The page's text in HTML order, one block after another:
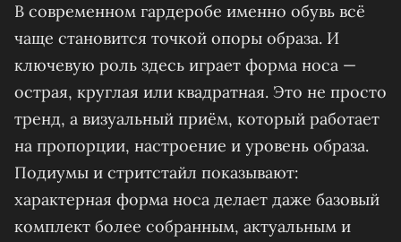
В современном гардеробе именно обувь всё
чаще становится точкой опоры образа. И
ключевую роль здесь играет форма носа —
острая, круглая или квадратная. Это не просто
тренд, а визуальный приём, который работает
на пропорции, настроение и уровень образа.
Подиумы и стритстайл показывают:
характерная форма носа делает даже базовый
комплект более собранным, актуальным и